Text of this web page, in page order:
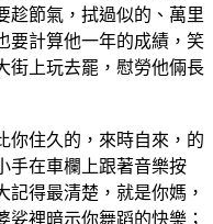
趁節氣，拭過似的、萬里
要計算他一年的成績，笑
街上玩去罷，慰勞他倆長
你住久的，來時自來，的
手在車欄上跟著音樂按
得最清楚，就是你媽，
娑裡暗示你舞蹈的快樂；